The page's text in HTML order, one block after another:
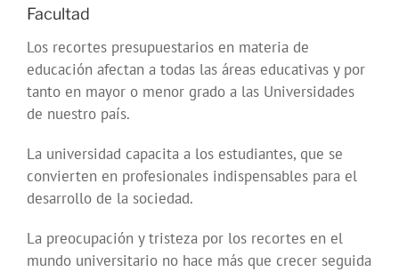
Facultad
Los recortes presupuestarios en materia de
educación afectan a todas las áreas educativas y por
tanto en mayor o menor grado a las Universidades
de nuestro país.
La universidad capacita a los estudiantes, que se
convierten en profesionales indispensables para el
desarrollo de la sociedad.
La preocupación y tristeza por los recortes en el
mundo universitario no hace más que crecer seguida